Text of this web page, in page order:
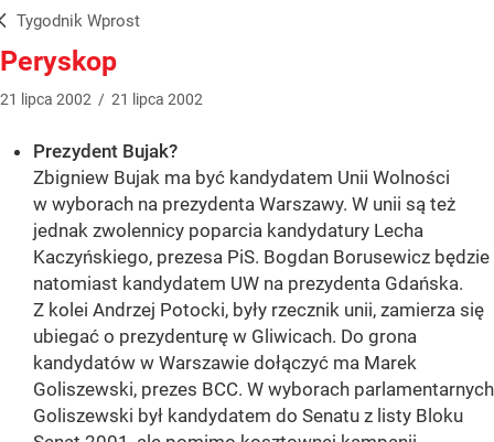
Tygodnik Wprost
Peryskop
21 lipca 2002 / 21 lipca 2002
Prezydent Bujak?
Zbigniew Bujak ma być kandydatem Unii Wolności
w wyborach na prezydenta Warszawy. W unii są też
jednak zwolennicy poparcia kandydatury Lecha
Kaczyńskiego, prezesa PiS. Bogdan Borusewicz będzie
natomiast kandydatem UW na prezydenta Gdańska.
Z kolei Andrzej Potocki, były rzecznik unii, zamierza się
ubiegać o prezydenturę w Gliwicach. Do grona
kandydatów w Warszawie dołączyć ma Marek
Goliszewski, prezes BCC. W wyborach parlamentarnych
Goliszewski był kandydatem do Senatu z listy Bloku